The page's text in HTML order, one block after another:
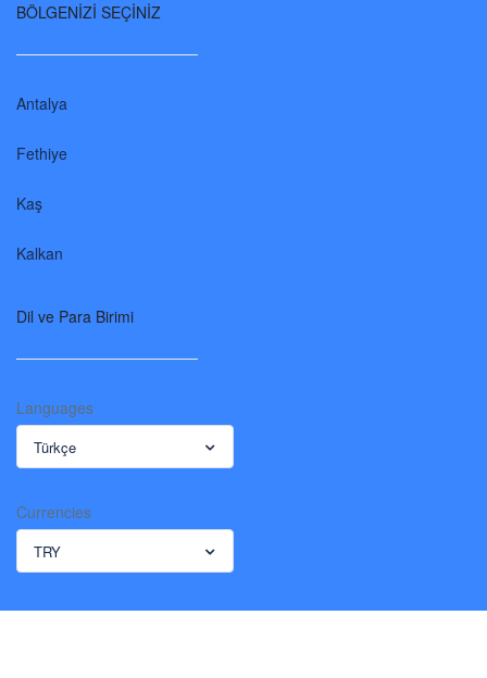
BÖLGENİZİ SEÇİNİZ
Antalya
Fethiye
Kaş
Kalkan
Dil ve Para Birimi
Languages
Türkçe
Currencies
TRY